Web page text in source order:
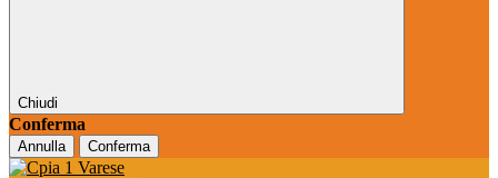
Chiudi
Conferma
Annulla Conferma